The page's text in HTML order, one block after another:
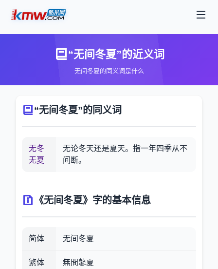
“无间冬夏”的近义词
无间冬夏的同义词是什么
“无间冬夏”的同义词
无冬
无夏
无论冬天还是夏天。指一年四季从不
间断。
《无间冬夏》字的基本信息
简体 无间冬夏
繁体
無間鼕夏